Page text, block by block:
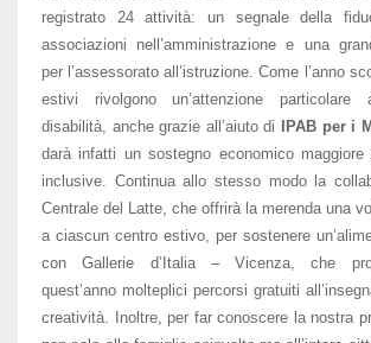
registrato 24 attività: un segnale della
associazioni nell’amministrazione e una
per l’assessorato all’istruzione. Come l’anno
estivi rivolgono un’attenzione
disabilità, anche grazie all’aiuto di
IPAB per i
darà infatti un sostegno economico
inclusive. Continua allo stesso modo la
Centrale del Latte, che offrirà la merenda una
a ciascun centro estivo, per sostenere
con Gallerie d’Italia – Vicenza, che
quest’anno molteplici percorsi gratuiti
creatività. Inoltre, per far conoscere la nostra